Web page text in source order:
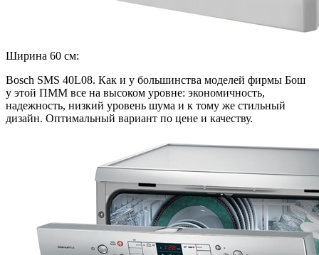
Ширина 60 см:
Bosch SMS 40L08. Как и у большинства моделей фирмы Бош
у этой ПММ все на высоком уровне: экономичность,
надежность, низкий уровень шума и к тому же стильный
дизайн. Оптимальный вариант по цене и качеству.